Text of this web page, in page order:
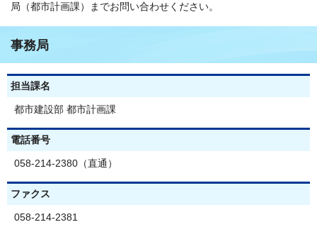
局（都市計画課）までお問い合わせください。
事務局
担当課名
都市建設部 都市計画課
電話番号
058-214-2380（直通）
ファクス
058-214-2381